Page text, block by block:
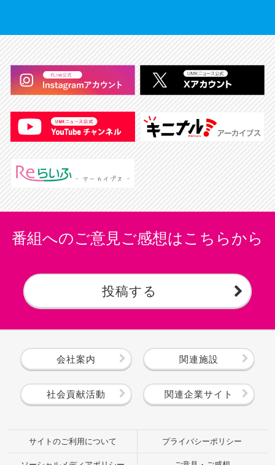
番組へのご意見ご感想はこちらから
投稿する
会社案内 関連施設
社会貢献活動 関連企業サイト
サイトのご利用について プライバシーポリシー